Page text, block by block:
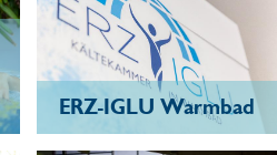
ERZ-IGLU Warmbad